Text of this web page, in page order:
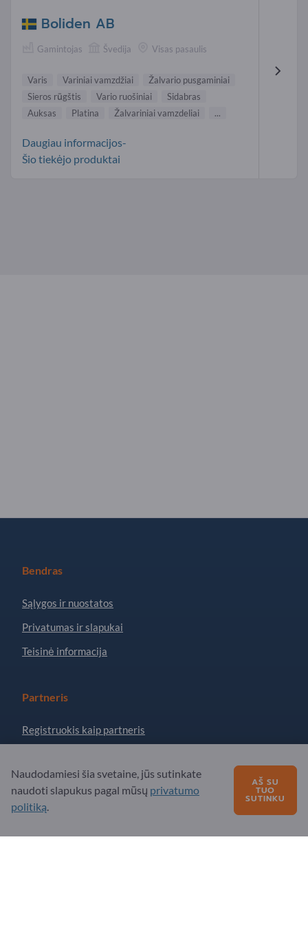
Boliden AB
Gamintojas Švedija Visas pasaulis
Varis Variniai vamzdžiai
Žalvario pusgaminiai
Sieros rūgštis
Vario ruošiniai
Sidabras
Auksas
Platina Žalvariniai vamzdeliai ...
Daugiau informacijos-
Šio tiekėjo produktai
Bendras
Sąlygos ir nuostatos
Privatumas ir slapukai
Teisinė informacija
Partneris
Registruokis kaip partneris
Turite klausimų?
Naudodamiesi šia svetaine, jūs sutinkate
naudoti slapukus pagal mūsų privatumo
politiką.
AŠ SU
TUO
SUTINKU